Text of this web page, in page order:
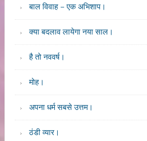
बाल विवाह – एक अभिशाप।
क्या बदलाव लायेगा नया साल।
है तो नववर्ष।
मोह।
अपना धर्म सबसे उत्तम।
ठंडी व्यार।